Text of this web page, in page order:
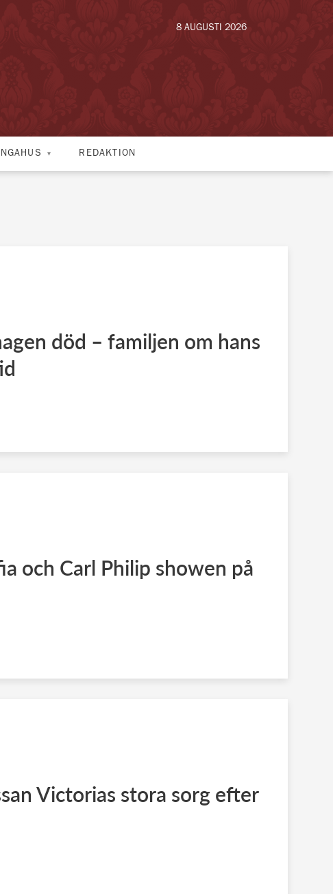
8 AUGUSTI 2026
REDAKTION
död – familjen om hans
och Carl Philip showen på
Victorias stora sorg efter